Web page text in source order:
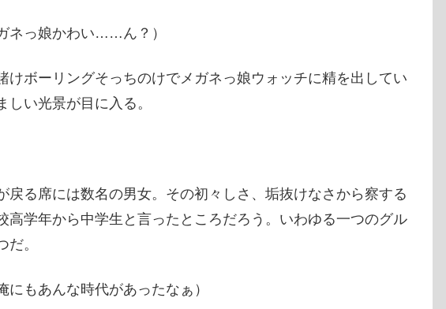
ネっ娘かわい……ん？）
けボーリングそっちのけでメガネっ娘ウォッチに精を出してい
しい光景が目に入る。
戻る席には数名の男女。その初々しさ、垢抜けなさから察する
高学年から中学生と言ったところだろう。いわゆる一つのグル
だ。
もあんな時代があったなぁ）